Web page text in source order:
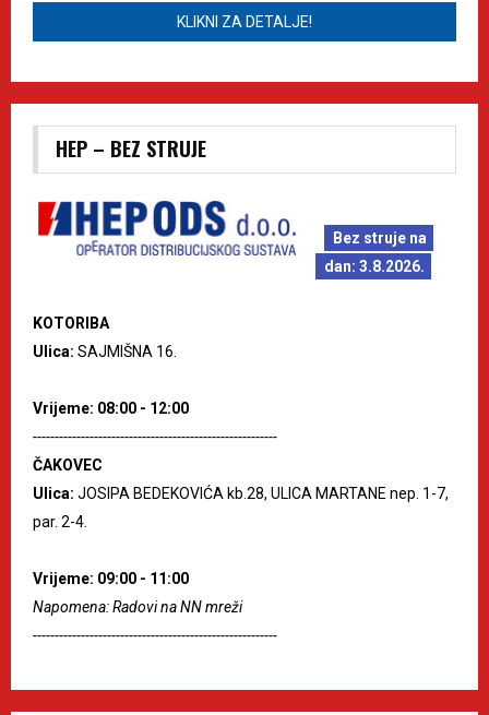
KLIKNI ZA DETALJE!
HEP – BEZ STRUJE
Bez struje na
dan: 3.8.2026.
KOTORIBA
Ulica: SAJMIŠNA 16.
Vrijeme: 08:00 - 12:00
--------------------------------------------------------
ČAKOVEC
Ulica: JOSIPA BEDEKOVIĆA kb.28, ULICA MARTANE nep. 1-7,
par. 2-4.
Vrijeme: 09:00 - 11:00
Napomena: Radovi na NN mreži
--------------------------------------------------------